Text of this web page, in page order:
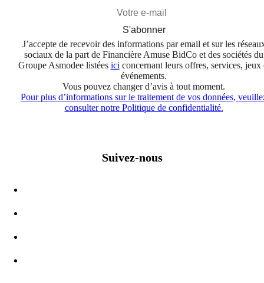
S'abonner
J’accepte de recevoir des informations par email et sur les
sociaux de la part de Financière Amuse BidCo et des sociétés du
Groupe Asmodee listées iciconcernant leurs offres, services, jeux
événements.
Vous pouvez changer d’avis à tout moment.
Pour plus d’informations sur le traitement de vos données,
consulter notre Politique de confidentialité.
Suivez-nous